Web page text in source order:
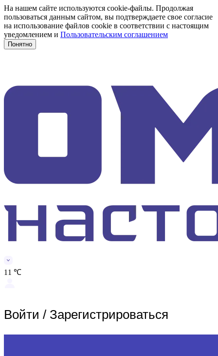
На нашем сайте используются cookie-файлы. Продолжая
пользоваться данным сайтом, вы подтверждаете свое согласие
на использование файлов cookie в соответствии с настоящим
уведомлением и Пользовательским соглашением
Понятно
11 ℃
Войти / Зарегистрироваться